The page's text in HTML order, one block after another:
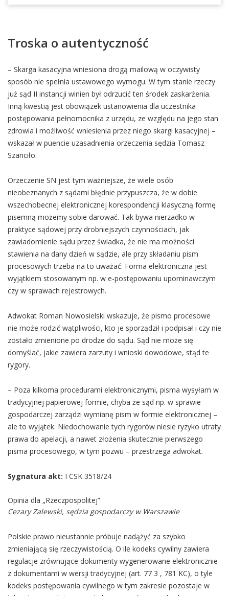
Troska o autentyczność
– Skarga kasacyjna wniesiona drogą mailową w oczywisty
sposób nie spełnia ustawowego wymogu. W tym stanie rzeczy
już sąd II instancji winien był odrzucić ten środek zaskarżenia.
Inną kwestią jest obowiązek ustanowienia dla uczestnika
postępowania pełnomocnika z urzędu, ze względu na jego stan
zdrowia i możliwość wniesienia przez niego skargi kasacyjnej –
wskazał w puencie uzasadnienia orzeczenia sędzia Tomasz
Szanciło.
Orzeczenie SN jest tym ważniejsze, że wiele osób
nieobeznanych z sądami błędnie przypuszcza, że w dobie
wszechobecnej elektronicznej korespondencji klasyczną formę
pisemną możemy sobie darować. Tak bywa nierzadko w
praktyce sądowej przy drobniejszych czynnościach, jak
zawiadomienie sądu przez świadka, że nie ma możności
stawienia na dany dzień w sądzie, ale przy składaniu pism
procesowych trzeba na to uważać. Forma elektroniczna jest
wyjątkiem stosowanym np. w e-postępowaniu upominawczym
czy w sprawach rejestrowych.
Adwokat Roman Nowosielski wskazuje, że pismo procesowe
nie może rodzić wątpliwości, kto je sporządził i podpisał i czy nie
zostało zmienione po drodze do sądu. Sąd nie może się
domyślać, jakie zawiera zarzuty i wnioski dowodowe, stąd te
rygory.
– Poza kilkoma procedurami elektronicznymi, pisma wysyłam w
tradycyjnej papierowej formie, chyba że sąd np. w sprawie
gospodarczej zarządzi wymianę pism w formie elektronicznej –
ale to wyjątek. Niedochowanie tych rygorów niesie ryzyko utraty
prawa do apelacji, a nawet złożenia skutecznie pierwszego
pisma procesowego, w tym pozwu – przestrzega adwokat.
Sygnatura akt: I CSK 3518/24
Opinia dla „Rzeczpospolitej”
Cezary Zalewski, sędzia gospodarczy w Warszawie
Polskie prawo nieustannie próbuje nadążyć za szybko
zmieniającą się rzeczywistością. O ile kodeks cywilny zawiera
regulacje zrównujące dokumenty wygenerowane elektronicznie
z dokumentami w wersji tradycyjnej (art. 77 3 , 781 KC), o tyle
kodeks postępowania cywilnego w tym zakresie pozostaje w